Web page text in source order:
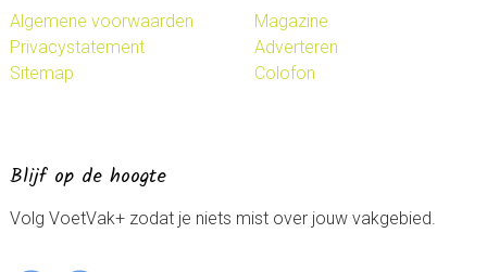
Algemene voorwaarden
Privacystatement
Sitemap
Magazine
Adverteren
Colofon
Blijf op de hoogte
Volg VoetVak+ zodat je niets mist over jouw vakgebied.